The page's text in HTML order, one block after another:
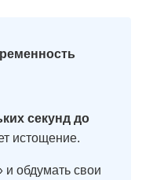
секунд до
истощение.
и обдумать свои